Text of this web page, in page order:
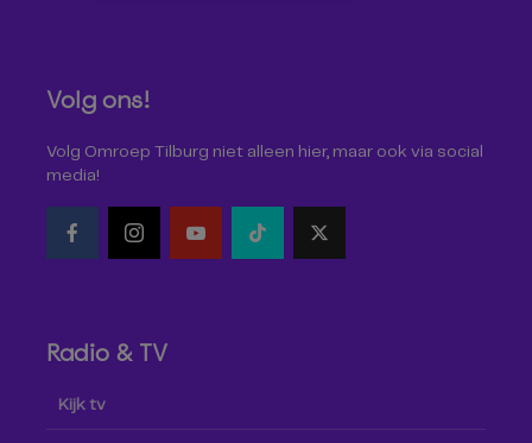
Volg ons!
Volg Omroep Tilburg niet alleen hier, maar ook via social
media!
Radio & TV
Kijk tv